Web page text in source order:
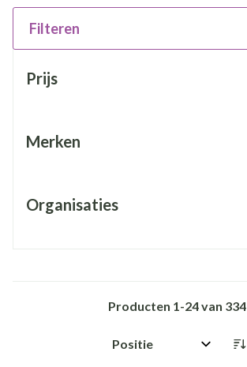
Filteren
Prijs
Merken
Organisaties
Producten 1-24van 334
Sorteer op: